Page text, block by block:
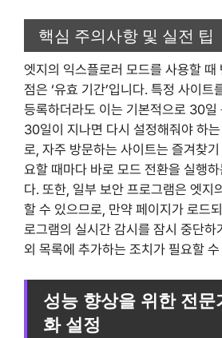
핵심 주의사항 및 실전 팁
엣지의 익스플로러 모드를 사용할 때
점은 ‘유효 기간’입니다. 특정 사이트
등록하더라도 이는 기본적으로 30일
30일이 지나면 다시 설정해줘야 하
로, 자주 방문하는 사이트는 즐겨찾
요할 때마다 바로 모드 전환을 실행
다. 또한, 일부 보안 프로그램은 엣지
할 수 있으므로, 만약 페이지가 로드
로그램의 실시간 감시를 잠시 중단하
외 목록에 추가하는 조치가 필요할
성능 향상을 위한 전문
화 설정